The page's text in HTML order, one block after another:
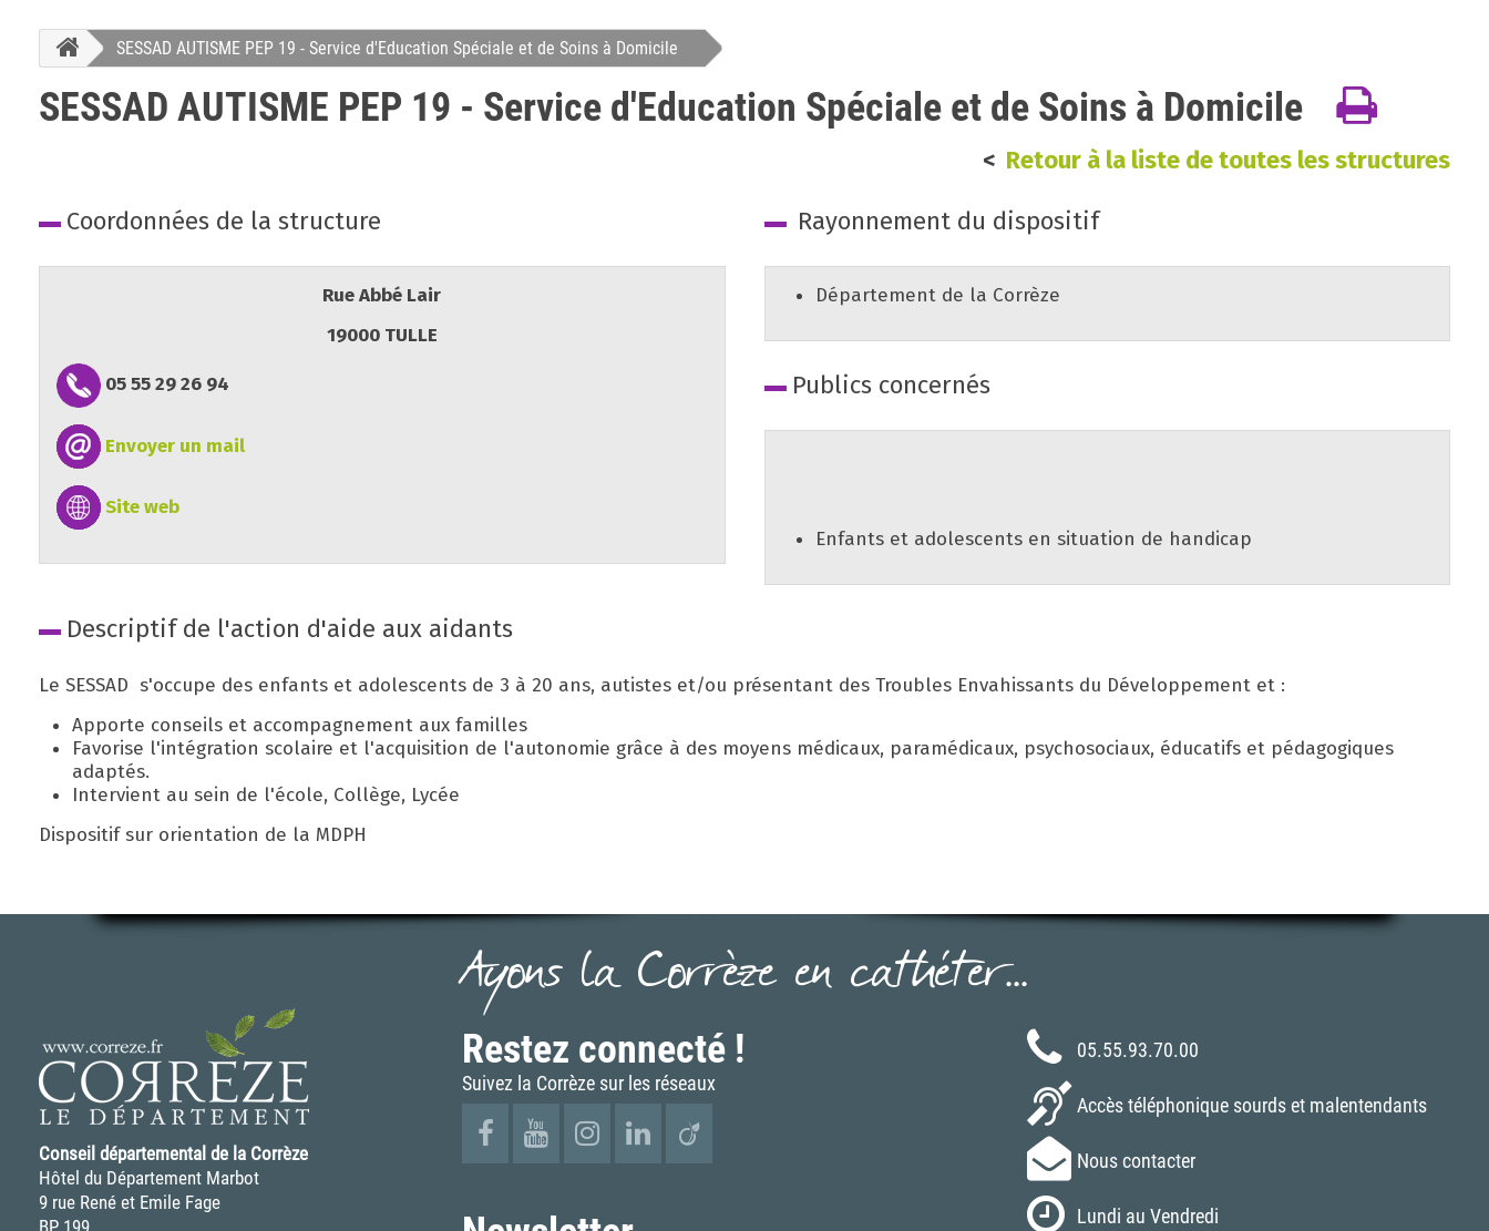
SESSAD AUTISME PEP 19 - Service d'Education Spéciale et de Soins à Domicile
SESSAD AUTISME PEP 19 - Service d'Education Spéciale et de Soins à Domicile
< Retour à la liste de toutes les structures
Coordonnées de la structure
Rue Abbé Lair
19000 TULLE
05 55 29 26 94
Envoyer un mail
Site web
Rayonnement du dispositif
Département de la Corrèze
Publics concernés
Enfants et adolescents en situation de handicap
Descriptif de l'action d'aide aux aidants
Le SESSAD s'occupe des enfants et adolescents de 3 à 20 ans, autistes et/ou présentant des Troubles Envahissants du Développement et :
Apporte conseils et accompagnement aux familles
Favorise l'intégration scolaire et l'acquisition de l'autonomie grâce à des moyens médicaux, paramédicaux, psychosociaux, éducatifs et pédagogiques
adaptés.
Intervient au sein de l'école, Collège, Lycée
Dispositif sur orientation de la MDPH
Ayons la Corrèze en cathéter...
Conseil départemental de la Corrèze
Hôtel du Département Marbot
9 rue René et Emile Fage
Restez connecté !
Suivez la Corrèze sur les réseaux
05.55.93.70.00
Accès téléphonique sourds et malentendants
Nous contacter
Lundi au Vendredi